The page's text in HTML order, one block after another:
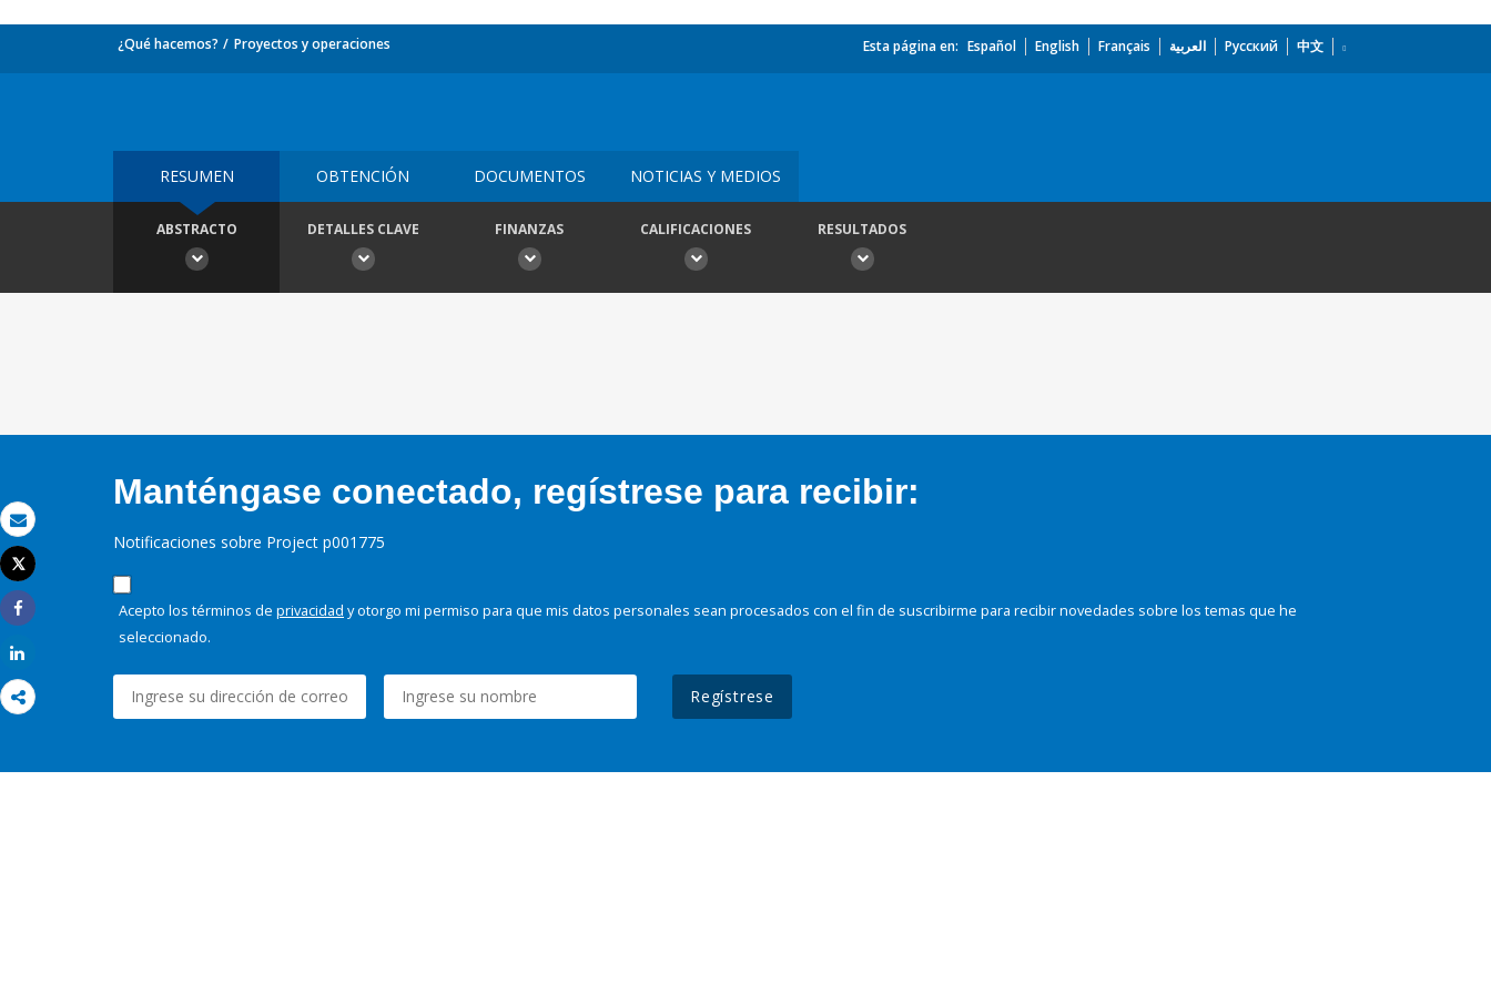
Correo electrónico
Imprimir
Tweet
Share
¿Qué hacemos? Proyectos y operaciones Esta página en: Español English Français العربية Русский 中文
RESUMEN OBTENCIÓN DOCUMENTOS NOTICIAS Y MEDIOS
ABSTRACTO DETALLES CLAVE FINANZAS CALIFICACIONES RESULTADOS
Manténgase conectado, regístrese para recibir:
Notificaciones sobre Project p001775
Acepto los términos de privacidad y otorgo mi permiso para que mis datos personales sean procesados con el fin de suscribirme para recibir novedades sobre los temas que he
seleccionado.
Regístrese